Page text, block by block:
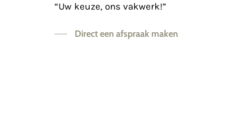
“Uw keuze, ons vakwerk!”
Direct een afspraak maken